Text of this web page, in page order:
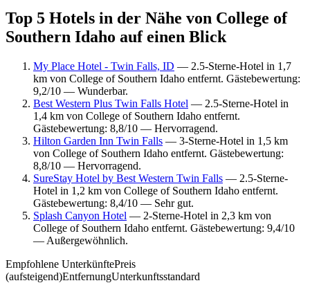
Top 5 Hotels in der Nähe von College of
Southern Idaho auf einen Blick
My Place Hotel - Twin Falls, ID — 2.5-Sterne-Hotel in 1,7
km von College of Southern Idaho entfernt. Gästebewertung:
9,2/10 — Wunderbar.
Best Western Plus Twin Falls Hotel — 2.5-Sterne-Hotel in
1,4 km von College of Southern Idaho entfernt.
Gästebewertung: 8,8/10 — Hervorragend.
Hilton Garden Inn Twin Falls — 3-Sterne-Hotel in 1,5 km
von College of Southern Idaho entfernt. Gästebewertung:
8,8/10 — Hervorragend.
SureStay Hotel by Best Western Twin Falls — 2.5-Sterne-
Hotel in 1,2 km von College of Southern Idaho entfernt.
Gästebewertung: 8,4/10 — Sehr gut.
Splash Canyon Hotel — 2-Sterne-Hotel in 2,3 km von
College of Southern Idaho entfernt. Gästebewertung: 9,4/10
— Außergewöhnlich.
Empfohlene UnterkünftePreis
(aufsteigend)EntfernungUnterkunftsstandard